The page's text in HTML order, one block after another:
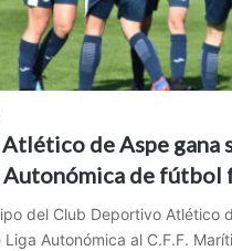
de Aspe gana
Autonómica de fútbol
del Club Deportivo Atlético
Autonómica al C.F.F.